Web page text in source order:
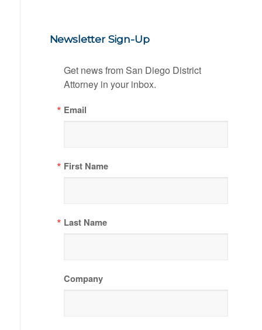
Newsletter Sign-Up
Get news from San Diego District
Attorney in your inbox.
Email
First Name
Last Name
Company